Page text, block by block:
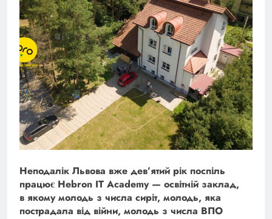
Неподалік Львова вже дев’ятий рік поспіль
працює Hebron IT Academy — освітній заклад,
в якому молодь з числа сиріт, молодь, яка
пострадала від війни, молодь з числа ВПО